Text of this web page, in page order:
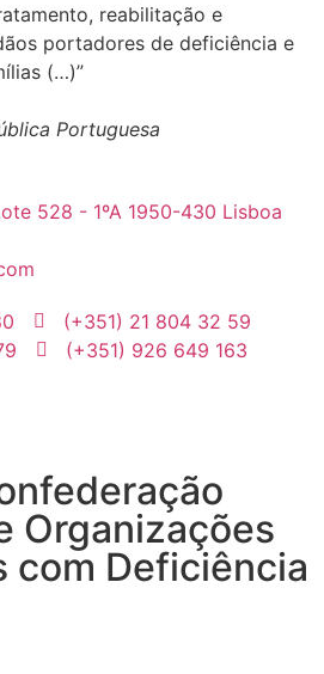
reabilitação e
portadores de deficiência e
(…)”
Portuguesa
528 - 1ºA 1950-430 Lisboa
(+351) 21 804 32 59
(+351) 926 649 163
Organizações
com Deficiência